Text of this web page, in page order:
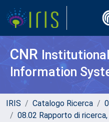
CNR
Information
IRIS Catalogo Ricerca
08.02 Rapporto di